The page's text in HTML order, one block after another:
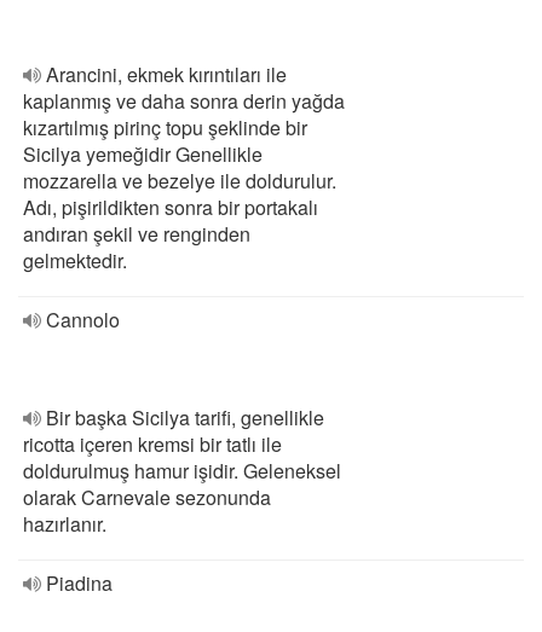
Arancini, ekmek kırıntıları ile
kaplanmış ve daha sonra derin yağda
kızartılmış pirinç topu şeklinde bir
Sicilya yemeğidir Genellikle
mozzarella ve bezelye ile doldurulur.
Adı, pişirildikten sonra bir portakalı
andıran şekil ve renginden
gelmektedir.
Cannolo
Bir başka Sicilya tarifi, genellikle
ricotta içeren kremsi bir tatlı ile
doldurulmuş hamur işidir. Geleneksel
olarak Carnevale sezonunda
hazırlanır.
Piadina